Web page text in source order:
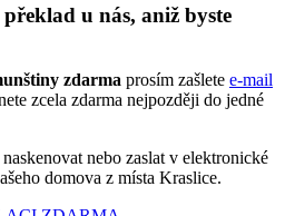
u nás, aniž byste
zdarma prosím zašlete e-mail
zcela zdarma nejpozději do jedné
nebo zaslat v elektronické
domova z místa Kraslice.